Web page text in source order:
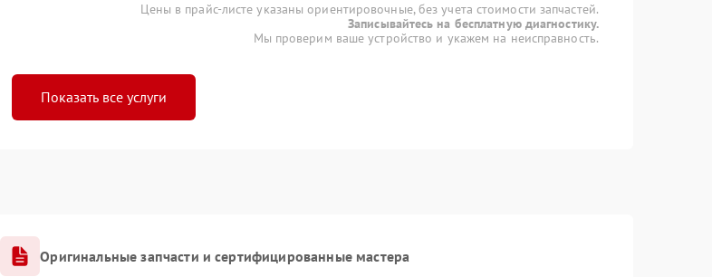
Цены в прайс-листе указаны ориентировочные, без учета стоимости запчастей.
Записывайтесь на бесплатную диагностику.
Мы проверим ваше устройство и укажем на неисправность.
Показать все услуги
Оригинальные запчасти и сертифицированные мастера